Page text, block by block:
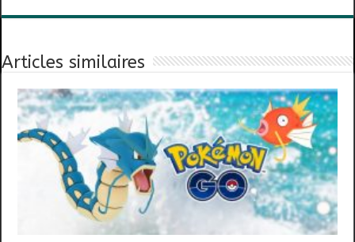
Articles similaires